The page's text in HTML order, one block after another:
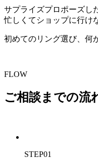
サプライズプロポーズし
忙しくてショップに行け
初めてのリング選び、何
FLOW
ご相談までの流
STEP01